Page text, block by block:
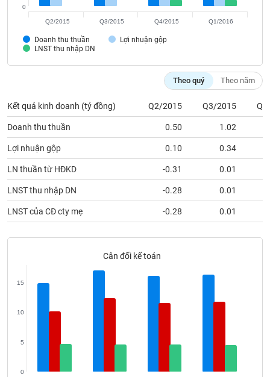
Doanh thu thuần
Lợi nhuận gộp
LNST thu nhập DN
0
Q2/2015 Q3/2015 Q4/2015 Q1/2016
Theo quý Theo năm
Kết quả kinh doanh (tỷ đồng) Q2/2015 Q3/2015
Doanh thu thuần 0.50 1.02
Lợi nhuận gộp 0.10 0.34
LN thuần từ HĐKD -0.31 0.01
LNST thu nhập DN -0.28 0.01
LNST của CĐ cty mẹ -0.28 0.01
Cân đối kế toán
0
5
10
15
Bài
viết
của
tác
cáo
phân
tích
(-)
ngữ
(-)
Đào